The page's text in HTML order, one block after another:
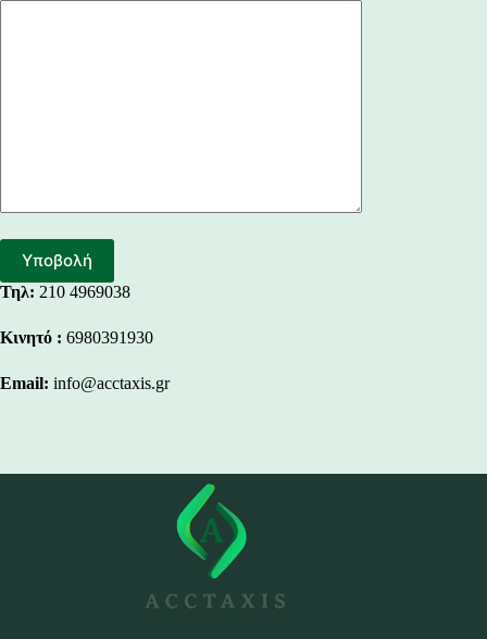
Τηλ: 210 4969038
Κινητό : 6980391930
Email: info@acctaxis.gr